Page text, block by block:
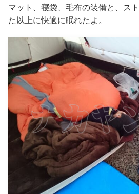
マット、寝袋、毛布の装備と、ス
た以上に快適に眠れたよ。